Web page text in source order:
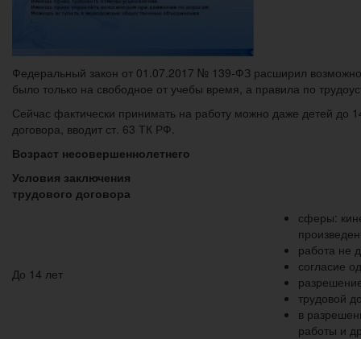
Федеральный закон от 01.07.2017 № 139-ФЗ расширил
было только на свободное от учебы время, а правила по
Сейчас фактически принимать на работу можно даже детей до
договора, вводит ст. 63 ТК РФ.
Возраст несовершеннолетнего
Условия заключения
трудового договора
До 14 лет
сферы:
работа не
согласие
трудовой
в
работы и